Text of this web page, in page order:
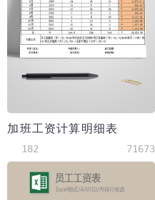
加班工资计算明细表
182 71673